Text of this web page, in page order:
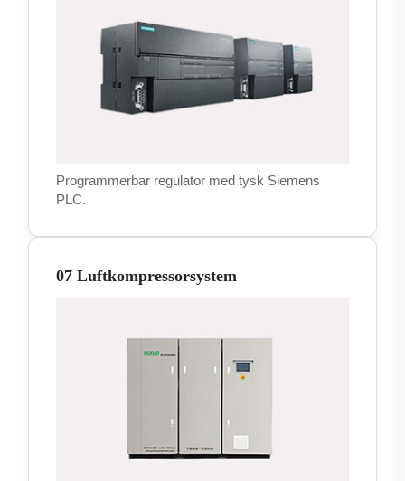
Programmerbar regulator med tysk Siemens
PLC.
07 Luftkompressorsystem